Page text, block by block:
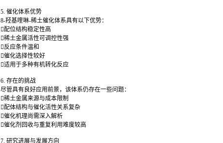
5. 催化体系优势
8-羟基喹啉-稀土催化体系具有以下优势：
配位结构稳定性高
稀土金属活性可调控性强
反应条件温和
催化选择性较好
适用于多种有机转化反应
6. 存在的挑战
尽管具有良好应用前景，该体系仍存在一些问题：
稀土金属来源与成本限制
配体结构与催化活性关系复杂
催化机理尚需深入解析
催化剂回收与重复利用难度较高
7. 研究进展与发展方向